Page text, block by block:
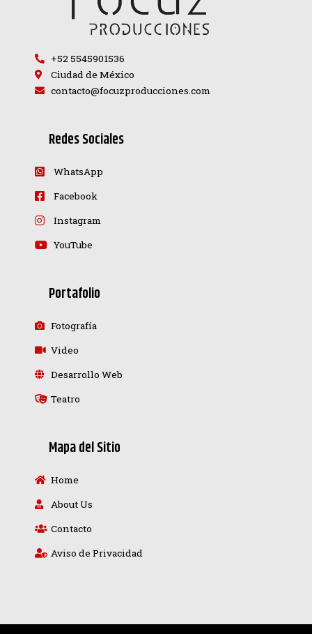
+52 5545901536
Ciudad de México
contacto@focuzproducciones.com
Redes Sociales
WhatsApp
Facebook
Instagram
YouTube
Portafolio
Fotografía
Video
Desarrollo Web
Teatro
Mapa del Sitio
Home
About Us
Contacto
Aviso de Privacidad